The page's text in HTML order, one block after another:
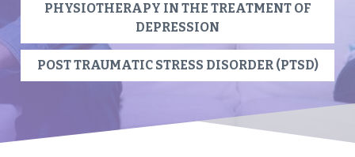
PHYSIOTHERAPY IN THE TREATMENT OF
DEPRESSION
POST TRAUMATIC STRESS DISORDER (PTSD)